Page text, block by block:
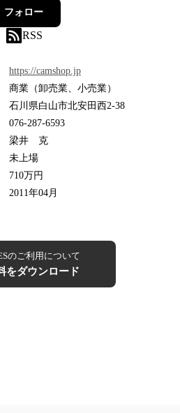
フォロー
RSS
https://camshop.jp
商業（卸売業、小売業）
石川県白山市北安田西2-38
076-287-6593
梁井 克
未上場
710万円
2011年04月
のご利用について
をダウンロード